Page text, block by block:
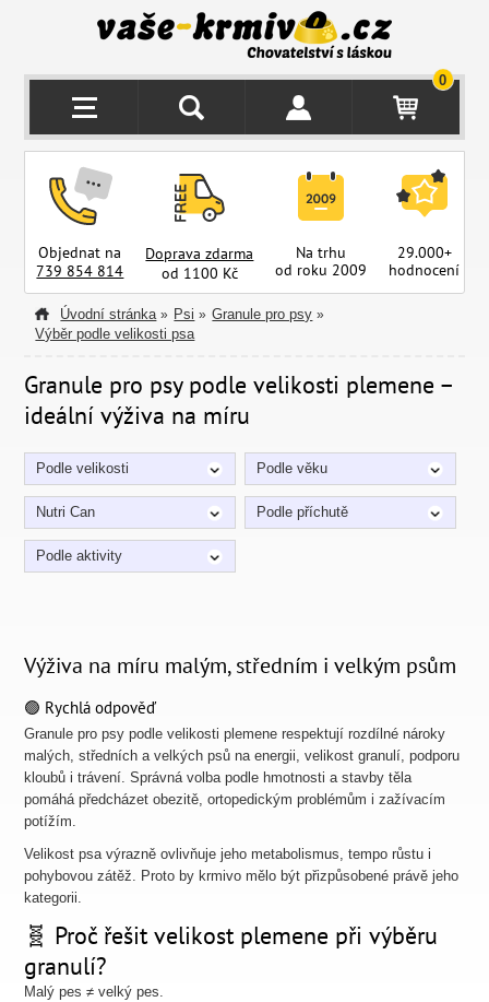
0
Objednat na
739 854 814
Doprava zdarma
od 1100 Kč
Na trhu
od roku 2009
29.000+
hodnocení
Úvodní stránka » Psi » Granule pro psy »
Výběr podle velikosti psa
Granule pro psy podle velikosti plemene –
ideální výživa na míru
Podle velikosti Podle věku
Nutri Can Podle příchutě
Podle aktivity
Výživa na míru malým, středním i velkým psům
🟢 Rychlá odpověď
Granule pro psy podle velikosti plemene respektují rozdílné nároky
malých, středních a velkých psů na energii, velikost granulí, podporu
kloubů i trávení. Správná volba podle hmotnosti a stavby těla
pomáhá předcházet obezitě, ortopedickým problémům i zažívacím
potížím.
Velikost psa výrazně ovlivňuje jeho metabolismus, tempo růstu i
pohybovou zátěž. Proto by krmivo mělo být přizpůsobené právě jeho
kategorii.
🧬 Proč řešit velikost plemene při výběru
granulí?
Malý pes ≠ velký pes.